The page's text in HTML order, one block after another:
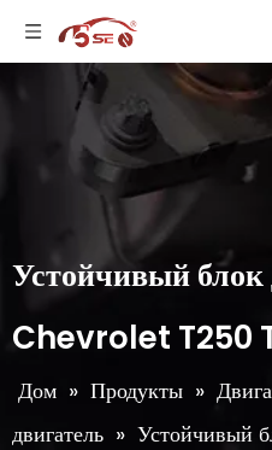
Устойчивый блок
Chevrolet T250
Дом » Продукты »
двигатель » Устойчивый